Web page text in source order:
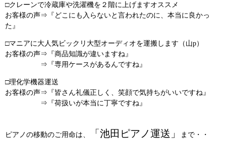
□クレーンで冷蔵庫や洗濯機を２階に上げますオススメ
お客様の声⇒『どこにも入らないと言われたのに、本当に良かっ
た』
□マニアに大人気ビックリ大型オーディオを運搬します（山p）
お客様の声⇒『商品知識が違いますね』
⇒『専用ケースがあるんですね』
□理化学機器運送
お客様の声⇒『皆さん礼儀正しく、笑顔で気持ちがいいですね』
⇒『荷扱いが本当に丁寧ですね』
ピアノの移動のご用命は、 「池田ピアノ運送」 まで・・